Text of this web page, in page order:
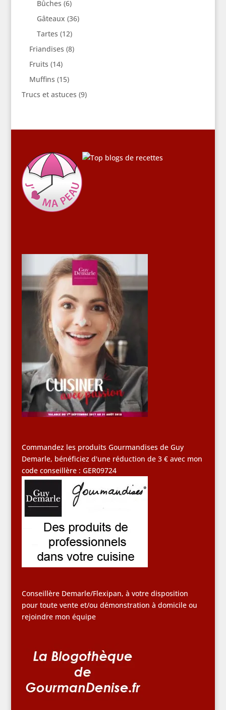
Bûches (6)
Gâteaux (36)
Tartes (12)
Friandises (8)
Fruits (14)
Muffins (15)
Trucs et astuces (9)
Commandez les produits Gourmandises de Guy
Demarle, bénéficiez d'une réduction de 3 € avec mon
code conseillère : GER09724
Conseillère Demarle/Flexipan, à votre disposition
pour toute vente et/ou démonstration à domicile ou
rejoindre mon équipe